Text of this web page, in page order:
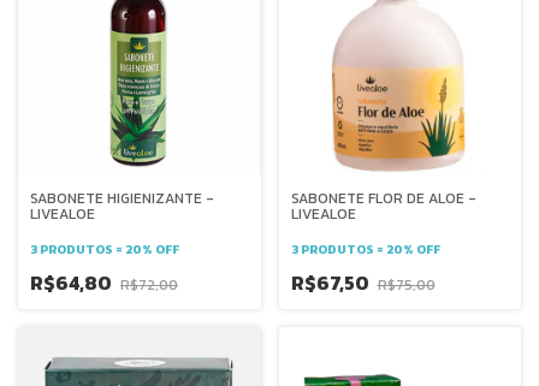
SABONETE HIGIENIZANTE -
LIVEALOE
3 PRODUTOS = 20% OFF
R$64,80 R$72,00
SABONETE FLOR DE ALOE -
LIVEALOE
3 PRODUTOS = 20% OFF
R$67,50 R$75,00